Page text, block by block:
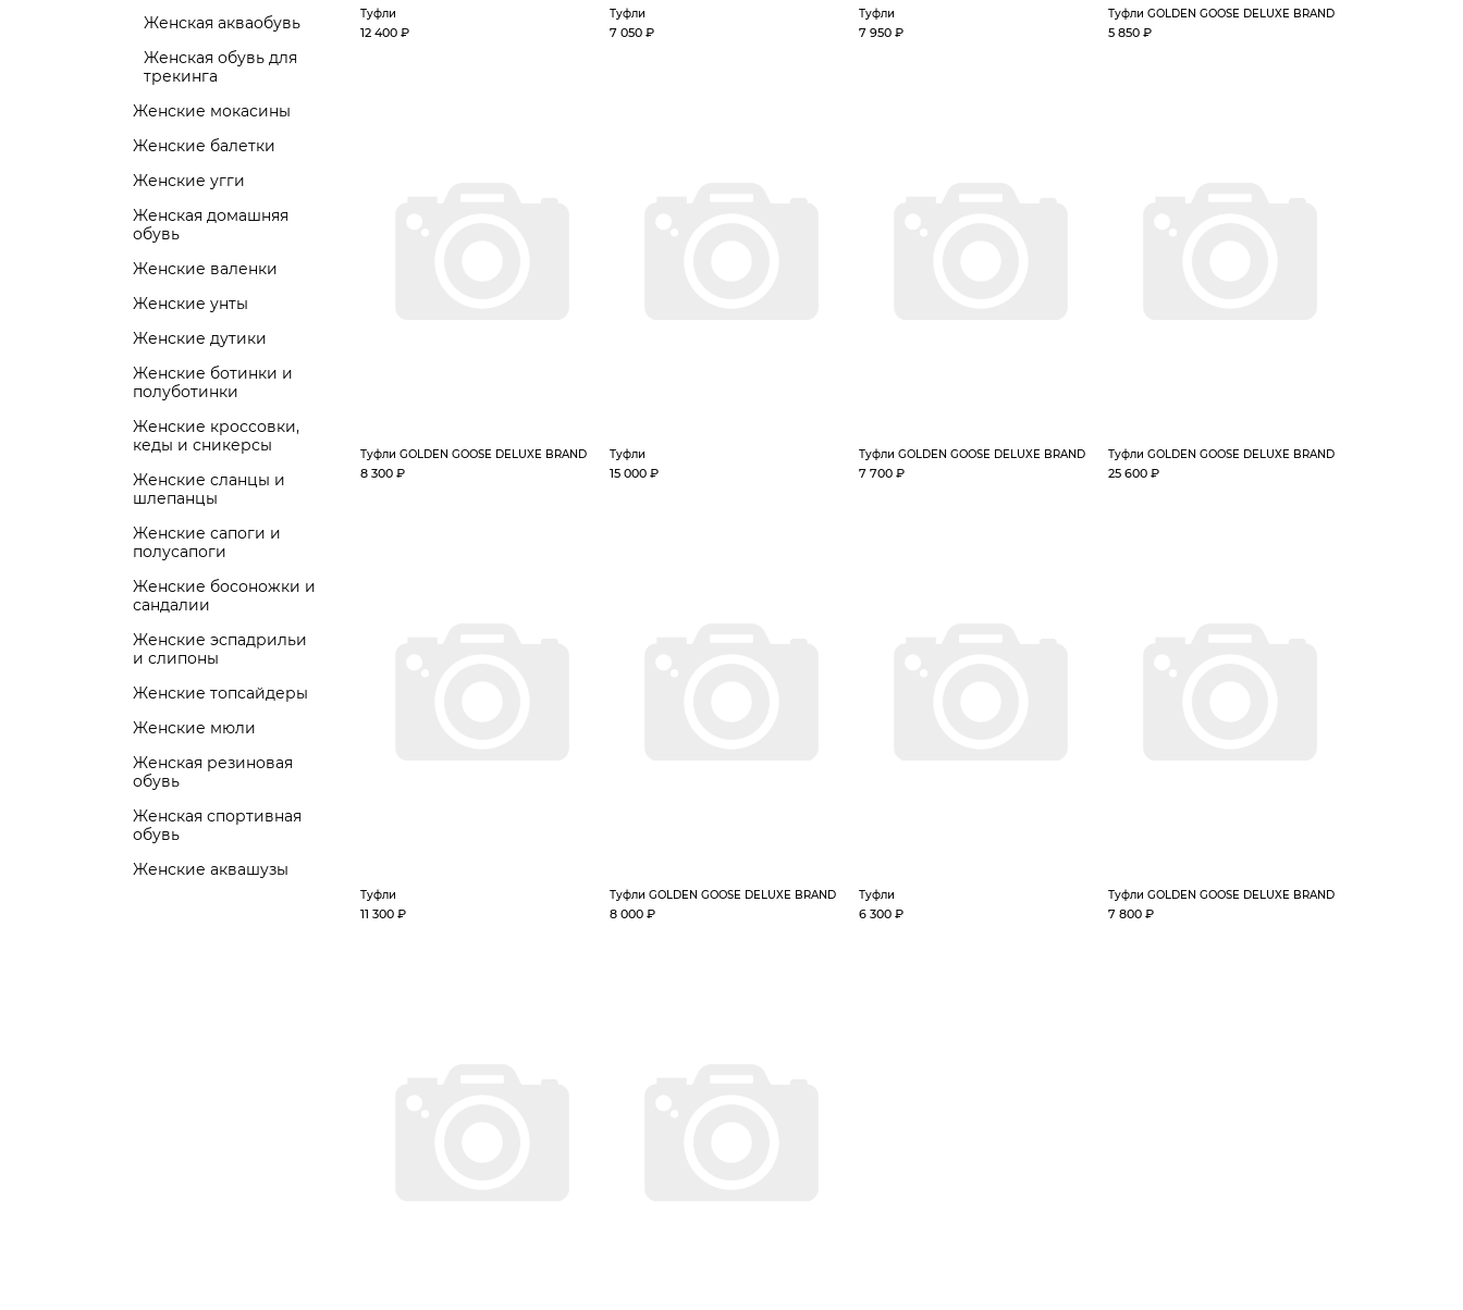
Женская акваобувь
Женская обувь для
трекинга
Женские мокасины
Женские балетки
Женские угги
Женская домашняя
обувь
Женские валенки
Женские унты
Женские дутики
Женские ботинки и
полуботинки
Женские кроссовки,
кеды и сникерсы
Женские сланцы и
шлепанцы
Женские сапоги и
полусапоги
Женские босоножки и
сандалии
Женские эспадрильи
и слипоны
Женские топсайдеры
Женские мюли
Женская резиновая
обувь
Женская спортивная
обувь
Женские аквашузы
Туфли
12 400 ₽
Туфли
7 050 ₽
Туфли
7 950 ₽
Туфли GOLDEN GOOSE DELUXE BRAND
5 850 ₽
Туфли GOLDEN GOOSE DELUXE BRAND
8 300 ₽
Туфли
15 000 ₽
Туфли GOLDEN GOOSE DELUXE BRAND
7 700 ₽
Туфли GOLDEN GOOSE DELUXE BRAND
25 600 ₽
Туфли
11 300 ₽
Туфли GOLDEN GOOSE DELUXE BRAND
8 000 ₽
Туфли
6 300 ₽
Туфли GOLDEN GOOSE DELUXE BRAND
7 800 ₽